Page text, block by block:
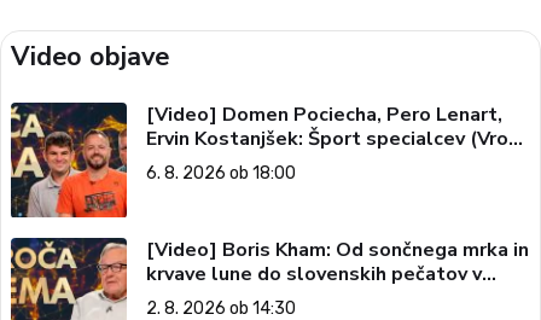
Video objave
[Video] Domen Pociecha, Pero Lenart,
Ervin Kostanjšek: Šport specialcev (Vroča
tema, 6. 8. 2026)
6. 8. 2026 ob 18:00
[Video] Boris Kham: Od sončnega mrka in
krvave lune do slovenskih pečatov v
vesolju (Vroča tema, 2. 8. 2026)
2. 8. 2026 ob 14:30